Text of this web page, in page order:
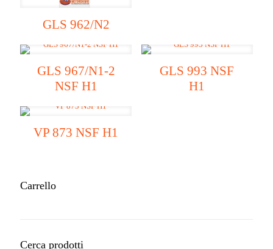
GLS 962/N2
GLS 967/N1-2
NSF H1
GLS 993 NSF
H1
VP 873 NSF H1
Carrello
Cerca prodotti